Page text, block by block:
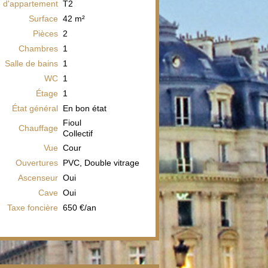
d'appartement T2
Surface 42 m²
Pièces 2
Chambres 1
Salle de bains 1
WC 1
Étage
1
État général En bon état
Chauffage
Fioul
Collectif
Vue Cour
Ouvertures PVC, Double vitrage
Ascenseur Oui
Cave Oui
Taxe foncière 650 €/an